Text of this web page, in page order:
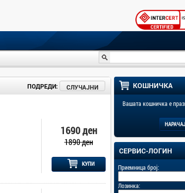
ПОДРЕДИ: СЛУЧАЈНИ
1690 ден
1890 ден
КУПИ
КОШНИЧКА
Вашата кошничка е
НАРАЧАЈ
СЕРВИС-ЛОГИН
Приемница број:
Лозинка: